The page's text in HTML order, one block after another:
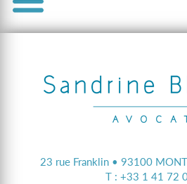
23 rue Franklin • 93100
T : +33 1 41 72